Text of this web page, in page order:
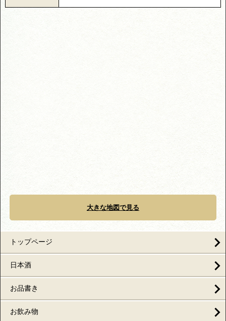
大きな地図で見る
トップページ
日本酒
お品書き
お飲み物